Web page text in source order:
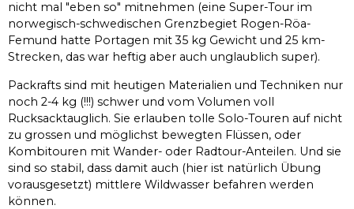
nicht mal "eben so" mitnehmen (eine Super-Tour im
norwegisch-schwedischen Grenzbegiet Rogen-Röa-
Femund hatte Portagen mit 35 kg Gewicht und 25 km-
Strecken, das war heftig aber auch unglaublich super).
Packrafts sind mit heutigen Materialien und Techniken nur
noch 2-4 kg (!!!) schwer und vom Volumen voll
Rucksacktauglich. Sie erlauben tolle Solo-Touren auf nicht
zu grossen und möglichst bewegten Flüssen, oder
Kombitouren mit Wander- oder Radtour-Anteilen. Und sie
sind so stabil, dass damit auch (hier ist natürlich Übung
vorausgesetzt) mittlere Wildwasser befahren werden
können.